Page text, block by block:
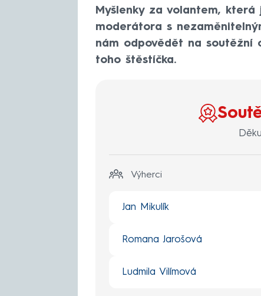
Myšlenky za volantem,
moderátora s
nám odpovědět na
toho štěstíčka.
Výherci
Jan Mikulík
Romana Jarošová
Ludmila Vilímová